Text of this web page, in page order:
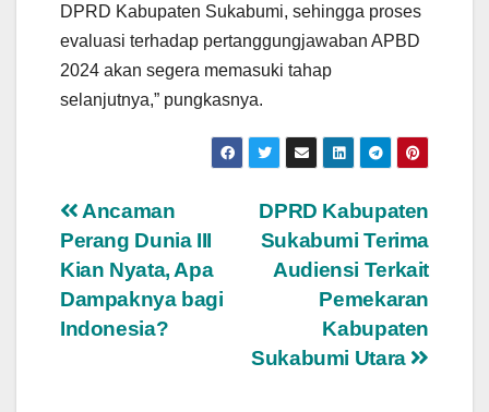
DPRD Kabupaten Sukabumi, sehingga proses
evaluasi terhadap pertanggungjawaban APBD
2024 akan segera memasuki tahap
selanjutnya,” pungkasnya.
Navigasi
pos
DPRD Kabupaten
Sukabumi Terima
Audiensi Terkait
Pemekaran
Kabupaten
Sukabumi Utara
Ancaman
Perang Dunia III
Kian Nyata, Apa
Dampaknya bagi
Indonesia?